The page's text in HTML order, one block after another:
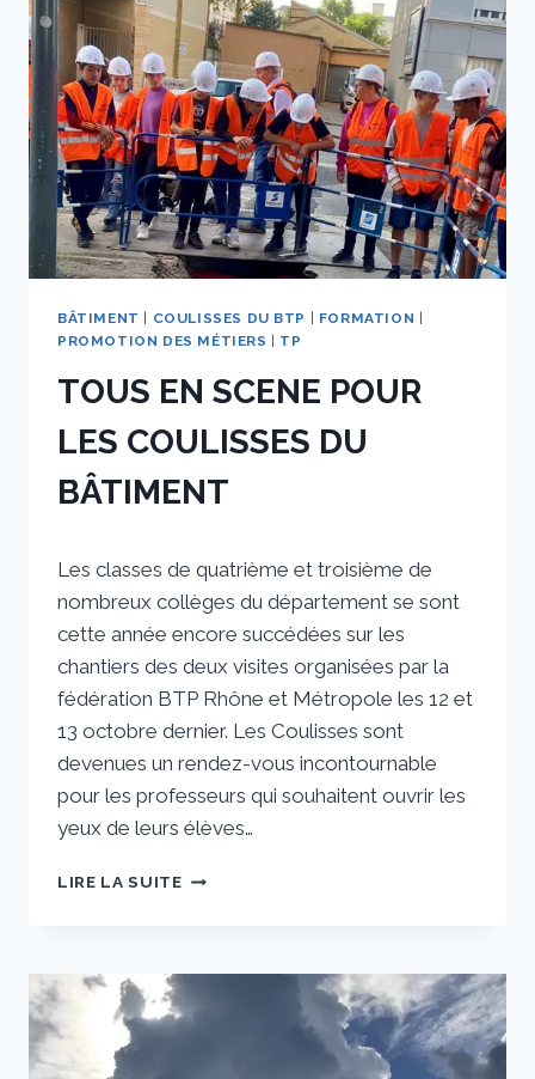
BÂTIMENT COULISSES DU BTP FORMATION
PROMOTION DES MÉTIERS
TP
TOUS EN SCENE POUR
LES COULISSES DU
BÂTIMENT
sstradiotto
Les classes de quatrième et troisième de
nombreux collèges du département se sont
cette année encore succédées sur les
chantiers des deux visites organisées par la
fédération BTP Rhône et Métropole les 12 et
13 octobre dernier. Les Coulisses sont
devenues un rendez-vous incontournable
pour les professeurs qui souhaitent ouvrir les
yeux de leurs élèves…
LIRE LA SUITETOUS
LES
DU